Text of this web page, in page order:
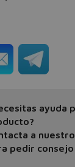
ayuda
a
pedir consejo